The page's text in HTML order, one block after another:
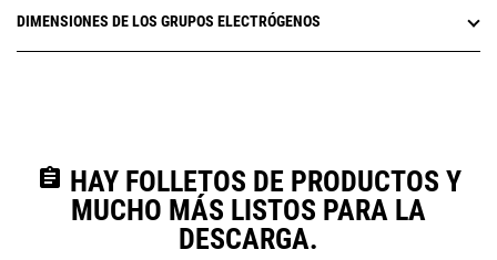
DIMENSIONES DE LOS GRUPOS ELECTRÓGENOS
assignment HAY FOLLETOS DE PRODUCTOS Y
MUCHO MÁS LISTOS PARA LA
DESCARGA.